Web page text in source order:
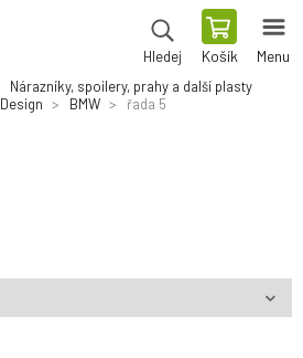
Hledej Košík Menu
Nárazníky, spoilery, prahy a další plasty
BMW řada 5